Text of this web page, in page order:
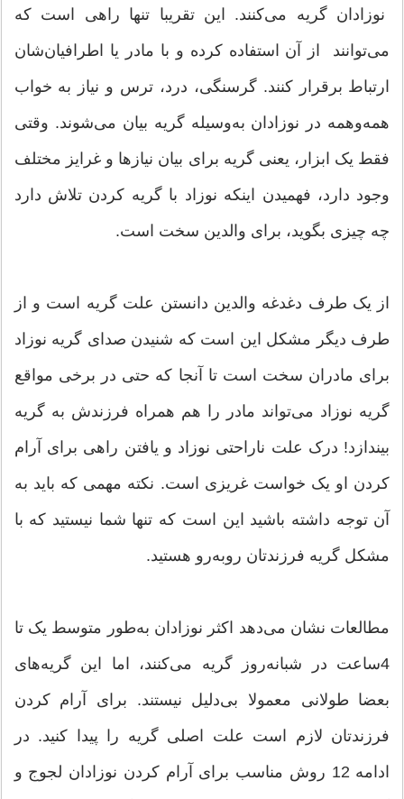
نوزادان گریه می‌کنند. این تقریبا تنها راهی است که
می‌توانند از آن استفاده کرده و با مادر یا اطرافیان‌شان
ارتباط برقرار کنند. ‌گرسنگی، درد، ترس و نیاز به خواب
همه‌و‌همه در نوزادان به‌وسیله گریه بیان می‌شوند. وقتی
فقط یک ابزار، یعنی گریه برای بیان ‌نیازها و غرایز مختلف
وجود دارد، فهمیدن اینکه نوزاد با گریه کردن تلاش دارد
چه چیزی بگوید، برای والدین سخت است.
از یک طرف دغدغه والدین دانستن علت گریه است و از
طرف دیگر مشکل این است که شنیدن صدای گریه نوزاد
برای مادران سخت است تا آنجا که حتی در برخی مواقع
گریه نوزاد می‌تواند مادر را هم همراه فرزندش به گریه
بیندازد! درک علت ناراحتی نوزاد و یافتن راهی برای آرام
کردن او یک خواست غریزی است. نکته مهمی که باید به
آن توجه داشته باشید این است که تنها شما نیستید که با
مشکل گریه فرزندتان رو‌به‌رو هستید.
مطالعات نشان می‌دهد اکثر نوزادان به‌طور متوسط یک تا
4ساعت در شبانه‌روز گریه می‌کنند، اما این گریه‌های
بعضا طولانی معمولا بی‌دلیل نیستند. برای آرام کردن
فرزندتان لازم است علت اصلی گریه را پیدا کنید. در
ادامه 12 روش مناسب برای آرام کردن نوزادان لجوج و